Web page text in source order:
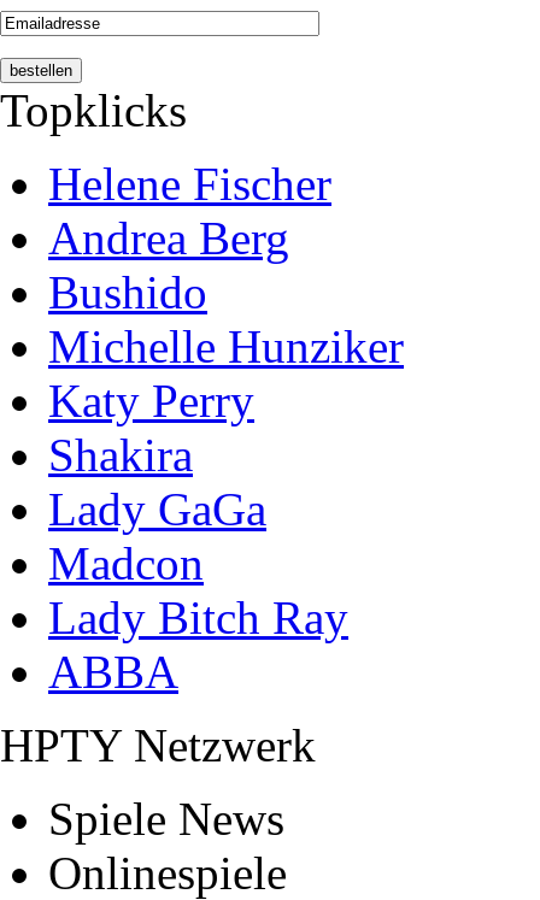
Topklicks
Helene Fischer
Andrea Berg
Bushido
Michelle Hunziker
Katy Perry
Shakira
Lady GaGa
Madcon
Lady Bitch Ray
ABBA
HPTY Netzwerk
Spiele News
Onlinespiele